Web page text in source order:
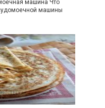
машина Что
машины